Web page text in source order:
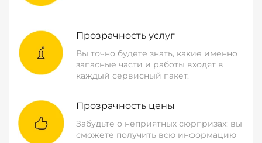
Прозрачность услуг
Вы точно будете знать, какие именно
запасные части и работы входят в
каждый сервисный пакет.
Прозрачность цены
Забудьте о неприятных сюрпризах: вы
сможете получить всю информацию